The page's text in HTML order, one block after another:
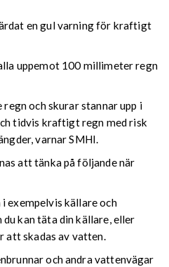
en gul varning för kraftigt
uppemot 100 millimeter regn
och skurar stannar upp i
tidvis kraftigt regn med risk
varnar SMHI.
att tänka på följande när
exempelvis källare och
kan täta din källare, eller
att skadas av vatten.
och andra vattenvägar